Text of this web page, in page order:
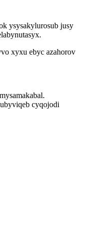
ysysakylurosub jusy
xyxu ebyc azahorov
cyqojodi